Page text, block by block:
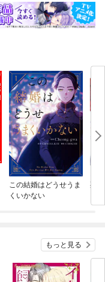
この結婚はどうせうま
くいかない
死
ち
もっと見る